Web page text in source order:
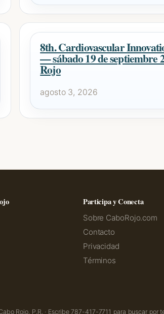
8th. Cardiovascular
— sábado 19 de septiembre
Rojo
agosto 3, 2026
Participa y Conecta
Sobre CaboRojo.com
Contacto
Privacidad
Términos
Rojo, P.R. · Escribe 787-417-7711 para buscar por